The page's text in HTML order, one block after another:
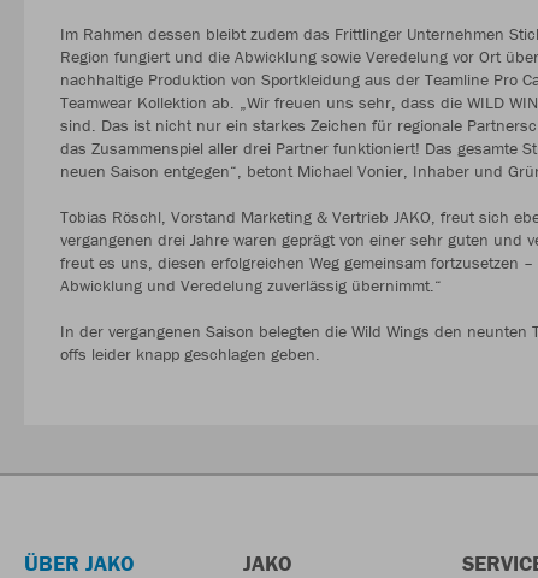
Im Rahmen dessen bleibt zudem das Frittlinger Unternehmen
Region fungiert und die Abwicklung sowie Veredelung vor Ort
nachhaltige Produktion von Sportkleidung aus der Teamline Pro
Teamwear Kollektion ab. „Wir freuen uns sehr, dass die WILD
sind. Das ist nicht nur ein starkes Zeichen für regionale
das Zusammenspiel aller drei Partner funktioniert! Das gesamte
neuen Saison entgegen“, betont Michael Vonier, Inhaber und
Tobias Röschl, Vorstand Marketing & Vertrieb JAKO, freut sich
vergangenen drei Jahre waren geprägt von einer sehr guten und
freut es uns, diesen erfolgreichen Weg gemeinsam fortzusetzen
Abwicklung und Veredelung zuverlässig übernimmt.“
In der vergangenen Saison belegten die Wild Wings den
offs leider knapp geschlagen geben.
ÜBER JAKO
JAKO